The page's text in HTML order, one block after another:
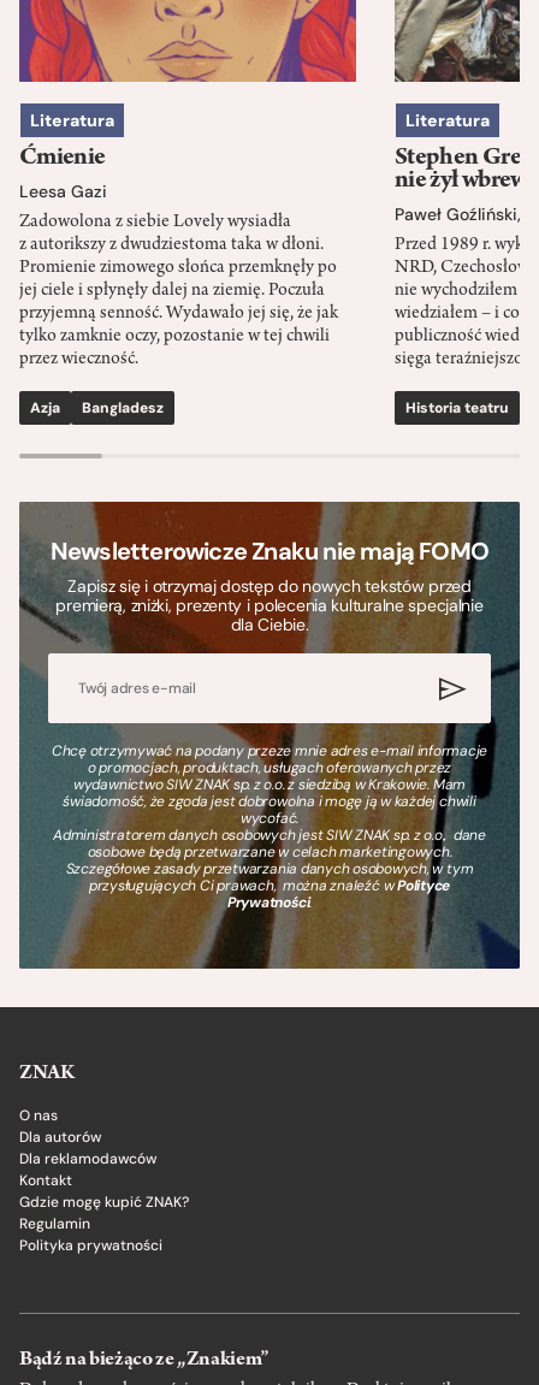
Literatura
Ćmienie
Leesa Gazi
Zadowolona z siebie Lovely wysiadła
z autorikszy z dwudziestoma taka w dłoni.
Promienie zimowego słońca przemknęły po
jej ciele i spłynęły dalej na ziemię. Poczuła
przyjemną senność. Wydawało jej się, że jak
tylko zamknie oczy, pozostanie w tej chwili
przez wieczność.
Azja Bangladesz
Literatura
Stephen
nie żył wbrew
Paweł Goźliński,
Przed 1989 r.
NRD,
nie wychodziłem
wiedziałem – i co
publiczność
sięga
Historia teatru
Newsletterowicze Znaku nie mają FOMO
Zapisz się i otrzymaj dostęp do nowych tekstów przed
premierą, zniżki, prezenty i polecenia kulturalne specjalnie
dla Ciebie.
Chcę otrzymywać na podany przeze mnie adres e-mail informacje
o promocjach, produktach, usługach oferowanych przez
wydawnictwo SIW ZNAK sp. z o.o. z siedzibą w Krakowie. Mam
świadomość, że zgoda jest dobrowolna i mogę ją w każdej chwili
wycofać.
Administratorem danych osobowych jest SIW ZNAK sp. z o.o., dane
osobowe będą przetwarzane w celach marketingowych.
Szczegółowe zasady przetwarzania danych osobowych, w tym
przysługujących Ci prawach, można znaleźć wPolityce
Prywatności.
ZNAK
O nas
Dla autorów
Dla reklamodawców
Kontakt
Gdzie mogę kupić ZNAK?
Regulamin
Polityka prywatności
Bądź na bieżąco ze „Znakiem”